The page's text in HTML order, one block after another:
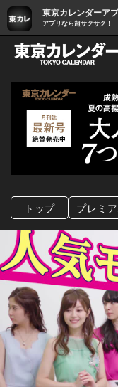
東京カレンダーア
アプリなら超サクサク！
トップ プレミ